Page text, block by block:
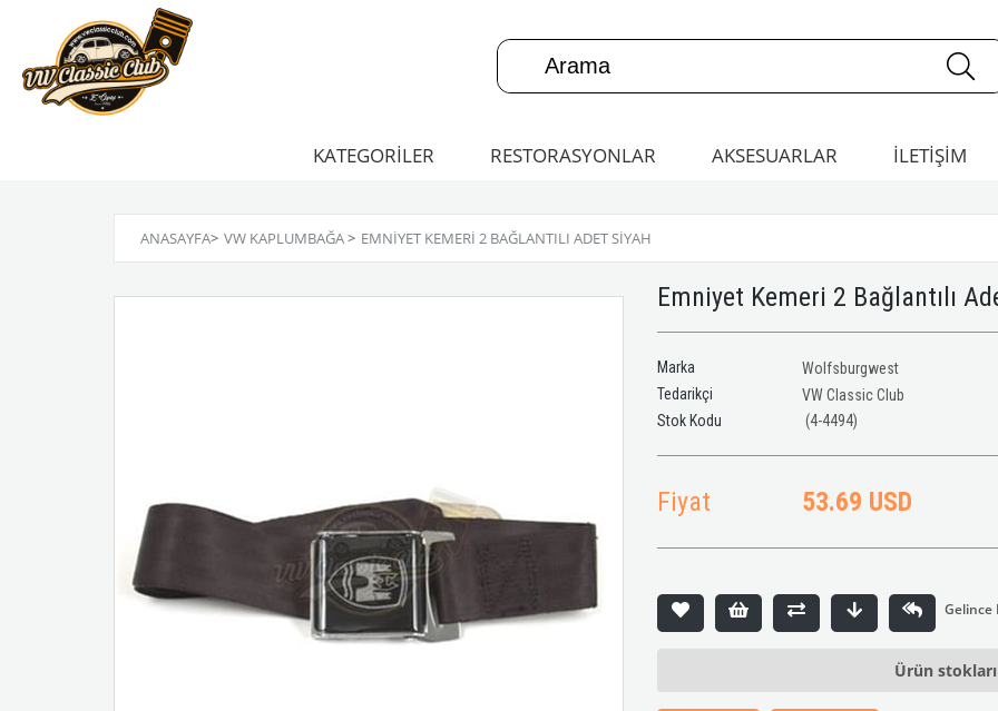
KATEGORİLER RESTORASYONLAR AKSESUARLAR İLETİŞİM
ANASAYFA> VW KAPLUMBAĞA> EMNIYET KEMERI 2 BAĞLANTILI ADET SIYAH
Emniyet Kemeri 2 Bağlantılı
Marka
Wolfsburgwest
Tedarikçi
VW Classic Club
(4-4494)
Fiyat 53.69 USD
Ürün